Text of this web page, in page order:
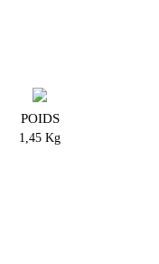
POIDS
1,45 Kg